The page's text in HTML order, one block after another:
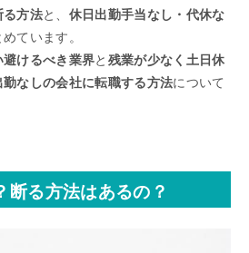
る方法と、 休日出勤手当なし・代休な
めています。
けるべき業界と 残業が少なく土日休
なしの会社に転職する方法について
断る方法はあるの？